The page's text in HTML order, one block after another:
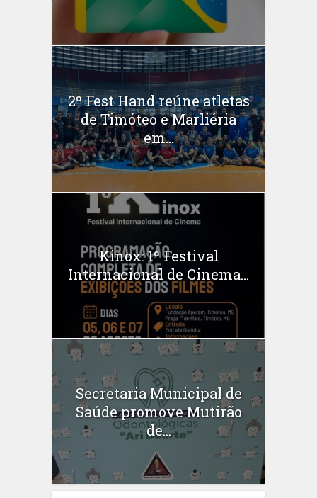
2º Fest Hand reúne atletas
de Timóteo e Marliéria
em...
Kinox: 1º Festival
Internacional de Cinema...
Secretaria Municipal de
Saúde promove Mutirão
de...